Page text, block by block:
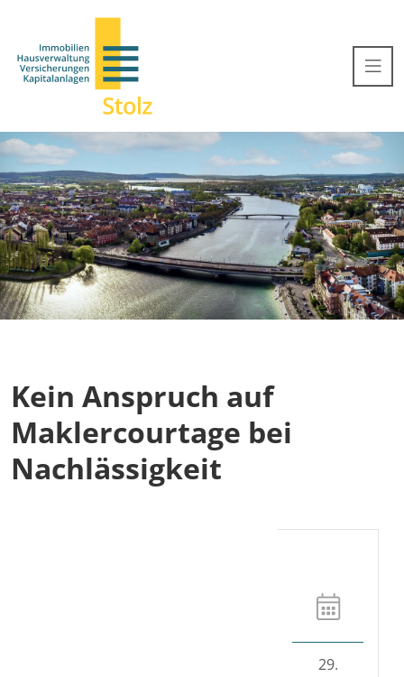
Kein Anspruch auf
Maklercourtage bei
Nachlässigkeit
29.